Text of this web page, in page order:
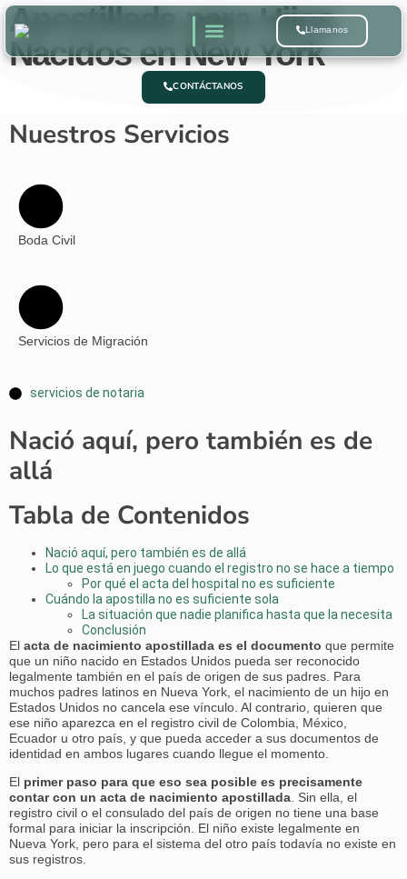
Llamanos
Apostillada para Hijos
Nacidos en New York
CONTÁCTANOS
Nuestros Servicios
Boda Civil
Servicios de Migración
servicios de notaria
Nació aquí, pero también es de
allá
Tabla de Contenidos
Nació aquí, pero también es de allá
Lo que está en juego cuando el registro no se hace a tiempo
Por qué el acta del hospital no es suficiente
Cuándo la apostilla no es suficiente sola
La situación que nadie planifica hasta que la necesita
Conclusión
El acta de nacimiento apostillada es el documento que permite
que un niño nacido en Estados Unidos pueda ser reconocido
legalmente también en el país de origen de sus padres. Para
muchos padres latinos en Nueva York, el nacimiento de un hijo en
Estados Unidos no cancela ese vínculo. Al contrario, quieren que
ese niño aparezca en el registro civil de Colombia, México,
Ecuador u otro país, y que pueda acceder a sus documentos de
identidad en ambos lugares cuando llegue el momento.
El primer paso para que eso sea posible es precisamente
contar con un acta de nacimiento apostillada. Sin ella, el
registro civil o el consulado del país de origen no tiene una base
formal para iniciar la inscripción. El niño existe legalmente en
Nueva York, pero para el sistema del otro país todavía no existe en
sus registros.